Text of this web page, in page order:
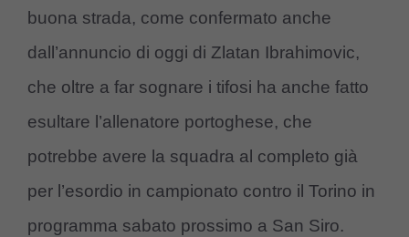
buona strada, come confermato anche
dall’annuncio di oggi di Zlatan Ibrahimovic,
che oltre a far sognare i tifosi ha anche fatto
esultare l’allenatore portoghese, che
potrebbe avere la squadra al completo già
per l’esordio in campionato contro il Torino in
programma sabato prossimo a San Siro.